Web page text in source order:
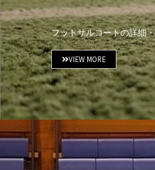
フットサルコートの詳細
VIEW MORE